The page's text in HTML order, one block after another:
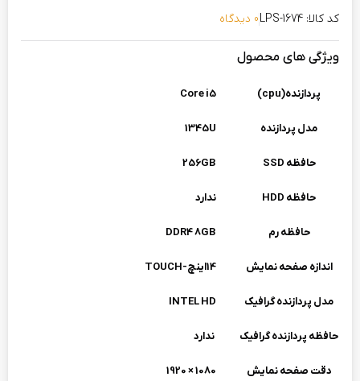
کد کالا: LPS-1674
0 دیدگاه
ویژگی های محصول
پردازنده(cpu)
مدل پردازنده
حافظه SSD
حافظه HDD ندارد
حافظه رم
اندازه صفحه نمایش
مدل پردازنده گرافیک
حافظه پردازنده گرافیک ندارد
دقت صفحه نمایش